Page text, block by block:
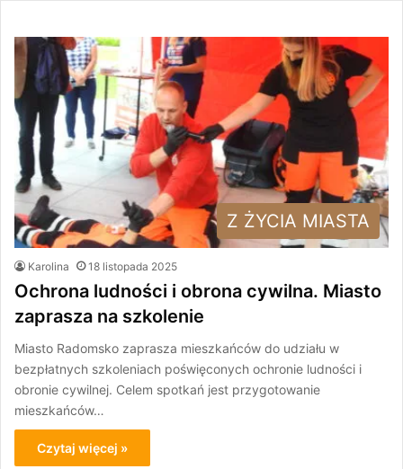
Z ŻYCIA MIASTA
Karolina 18 listopada 2025
Ochrona ludności i obrona cywilna. Miasto
zaprasza na szkolenie
Miasto Radomsko zaprasza mieszkańców do udziału w
bezpłatnych szkoleniach poświęconych ochronie ludności i
obronie cywilnej. Celem spotkań jest przygotowanie
mieszkańców…
Czytaj więcej »